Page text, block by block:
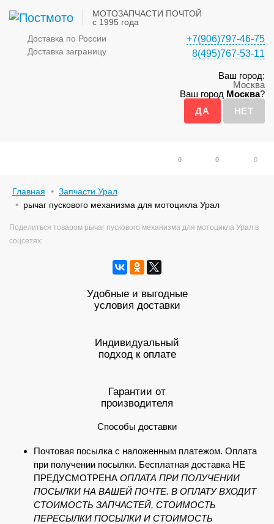
МОТОЗАПЧАСТИ ПОЧТОЙ
с 1995 года
Доставка по России
Доставка заграницу
+7(906)797-46-75
8(495)767-53-11
Ваш город:
Москва
Ваш город Москва?
0
0 0
Главная
Запчасти Урал
рычаг пускового механизма для мотоцикла Урал
Поделиться товаром рычаг пускового механизма для мотоцикла Урал в
соцсетях:
Удобные и выгодные
условия доставки
Индивидуальный
подход к оплате
Гарантии от
производителя
Способы доставки
Почтовая посылка с наложенным платежом. Оплата
при получении посылки. Бесплатная доставка НЕ
ПРЕДУСМОТРЕНА ОПЛАТА ПРИ ПОЛУЧЕНИИ
ПОСЫЛКИ НА ВАШЕЙ ПОЧТЕ. В ОПЛАТУ ВХОДИТ
СТОИМОСТЬ ЗАПЧАСТЕЙ, СТОИМОСТЬ
ПЕРЕСЫЛКИ ПОСЫЛКИ И СТОИМОСТЬ